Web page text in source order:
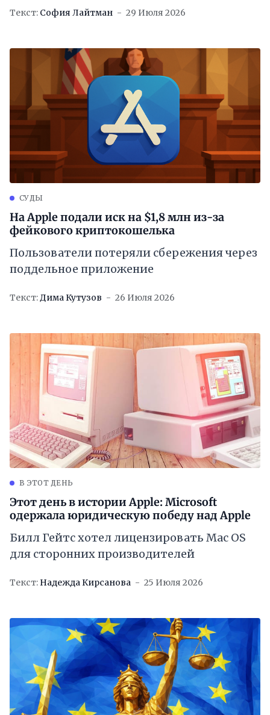
Текст: София Лайтман 29 Июля 2026
СУДЫ
На Apple подали иск на $1,8 млн из-за
фейкового криптокошелька
Пользователи потеряли сбережения через
поддельное приложение
Текст:Дима Кутузов 26 Июля 2026
В ЭТОТ ДЕНЬ
Этот день в истории Apple: Microsoft
одержала юридическую победу над Apple
Билл Гейтс хотел лицензировать Mac OS
для сторонних производителей
Текст: Надежда Кирсанова 25 Июля 2026